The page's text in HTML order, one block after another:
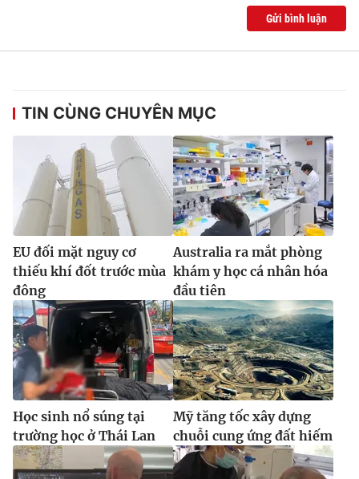
Gửi bình luận
TIN CÙNG CHUYÊN MỤC
EU đối mặt nguy cơ
thiếu khí đốt trước mùa
đông
Australia ra mắt phòng
khám y học cá nhân hóa
đầu tiên
Học sinh nổ súng tại
trường học ở Thái Lan
Mỹ tăng tốc xây dựng
chuỗi cung ứng đất hiếm